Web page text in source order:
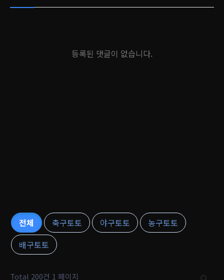
등록된 댓글이 없습니다.
전체 축구토토 야구토토
농구토토
배구토토
Total 200건 1 페이지